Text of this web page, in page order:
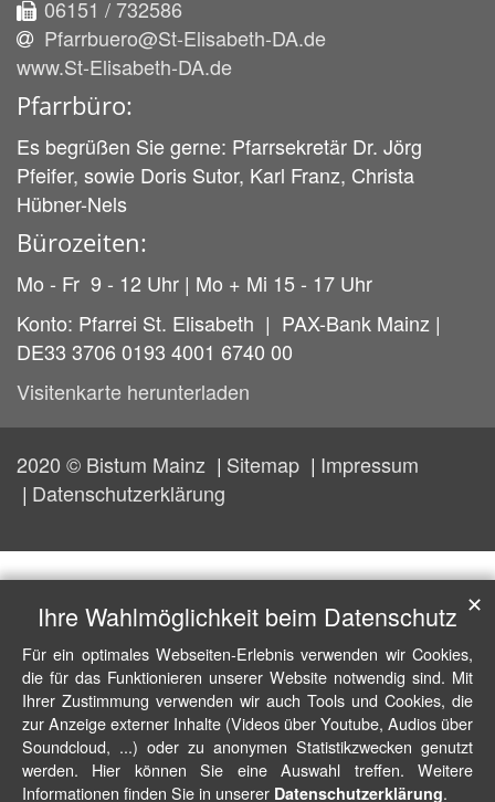
06151 / 732586
Pfarrbuero@St-Elisabeth-DA.de
www.St-Elisabeth-DA.de
Pfarrbüro:
Es begrüßen Sie gerne: Pfarrsekretär Dr. Jörg
Pfeifer, sowie Doris Sutor, Karl Franz, Christa
Hübner-Nels
Bürozeiten:
Mo - Fr 9 - 12 Uhr | Mo + Mi 15 - 17 Uhr
Konto: Pfarrei St. Elisabeth | PAX-Bank Mainz |
DE33 3706 0193 4001 6740 00
Visitenkarte herunterladen
2020 © Bistum Mainz Sitemap
Impressum
Datenschutzerklärung
Ihre Wahlmöglichkeit beim Datenschutz
Für ein optimales Webseiten-Erlebnis verwenden wir Cookies,
die für das Funktionieren unserer Website notwendig sind. Mit
Ihrer Zustimmung verwenden wir auch Tools und Cookies, die
zur Anzeige externer Inhalte (Videos über Youtube, Audios über
Soundcloud, ...) oder zu anonymen Statistikzwecken genutzt
werden. Hier können Sie eine Auswahl treffen. Weitere
Informationen finden Sie in unserer Datenschutzerklärung.
✕